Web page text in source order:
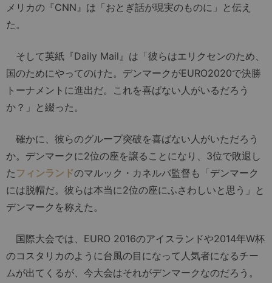
メリカの『CNN』は「おとぎ話が現実のものに」と伝え
た。
そして英紙『Daily Mail』は「彼らはエリクセンのため、
国のためにやってのけた。デンマークがEURO2020で決勝
トーナメントに進出だ。これを喜ばない人がいるだろう
か？」と綴った。
確かに、彼らのグループ突破を喜ばない人がいただろう
か。デンマークに2位の座を譲ることになり、3位で敗退し
た フィンランドのマルック・カネルバ監督も「デンマーク
には脱帽だ。彼らは本当に2位の座にふさわしいと思う」と
デンマークを称えた。
国際大会では、EURO 2016のアイスランドや2014年W杯
のコスタリカのように台風の目になって人気者になるチー
ムが出てくるが、今大会はそれがデンマークなのだろう。